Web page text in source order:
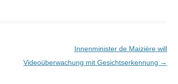
Innenminister de Maizière will
Videoüberwachung mit Gesichtserkennung →